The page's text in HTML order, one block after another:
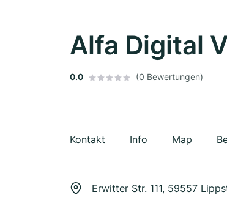
Alfa Digital
0.0 (0 Bewertungen)
Kontakt Info Map
Erwitter Str. 111, 59557